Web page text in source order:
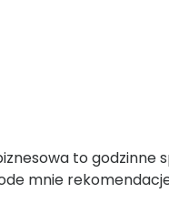
to godzinne
mnie